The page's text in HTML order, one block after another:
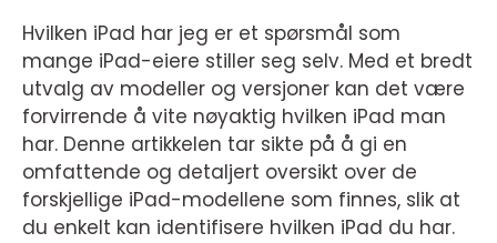
Hvilken iPad har jeg er et spørsmål som
mange iPad-eiere stiller seg selv. Med et bredt
utvalg av modeller og versjoner kan det være
forvirrende å vite nøyaktig hvilken iPad man
har. Denne artikkelen tar sikte på å gi en
omfattende og detaljert oversikt over de
forskjellige iPad-modellene som finnes, slik at
du enkelt kan identifisere hvilken iPad du har.